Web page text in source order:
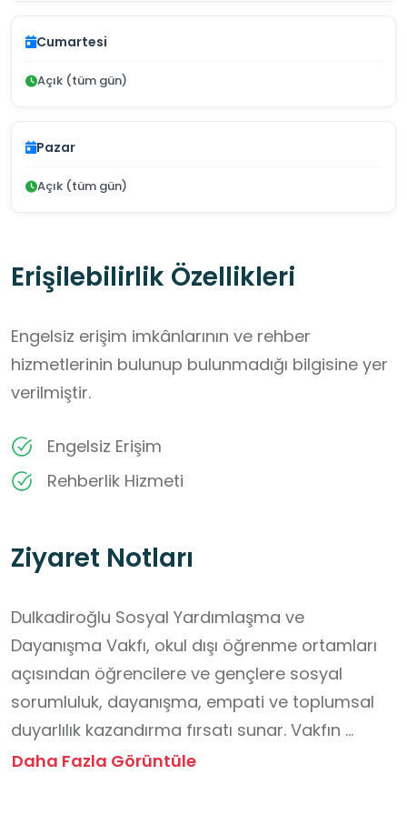
Cumartesi
Açık (tüm gün)
Pazar
Açık (tüm gün)
Erişilebilirlik Özellikleri
Engelsiz erişim imkânlarının ve rehber
hizmetlerinin bulunup bulunmadığı bilgisine yer
verilmiştir.
Engelsiz Erişim
Rehberlik Hizmeti
Ziyaret Notları
Dulkadiroğlu Sosyal Yardımlaşma ve
Dayanışma Vakfı, okul dışı öğrenme ortamları
açısından öğrencilere ve gençlere sosyal
sorumluluk, dayanışma, empati ve toplumsal
duyarlılık kazandırma fırsatı sunar. Vakfın
yürüttüğü yardım, gönüllülük ve sosyal destek
Daha Fazla Görüntüle